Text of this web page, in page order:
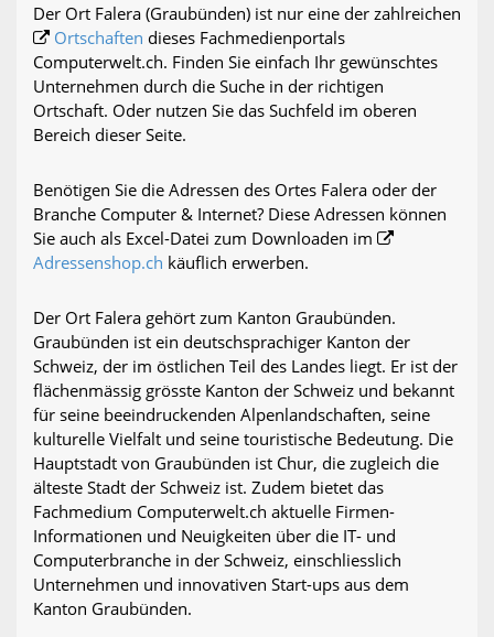
Der Ort Falera (Graubünden) ist nur eine der zahlreichen
Ortschaften dieses Fachmedienportals
Computerwelt.ch. Finden Sie einfach Ihr gewünschtes
Unternehmen durch die Suche in der richtigen
Ortschaft. Oder nutzen Sie das Suchfeld im oberen
Bereich dieser Seite.
Benötigen Sie die Adressen des Ortes Falera oder der
Branche Computer & Internet? Diese Adressen können
Sie auch als Excel-Datei zum Downloaden im
Adressenshop.ch käuflich erwerben.
Der Ort Falera gehört zum Kanton Graubünden.
Graubünden ist ein deutschsprachiger Kanton der
Schweiz, der im östlichen Teil des Landes liegt. Er ist der
flächenmässig grösste Kanton der Schweiz und bekannt
für seine beeindruckenden Alpenlandschaften, seine
kulturelle Vielfalt und seine touristische Bedeutung. Die
Hauptstadt von Graubünden ist Chur, die zugleich die
älteste Stadt der Schweiz ist. Zudem bietet das
Fachmedium Computerwelt.ch aktuelle Firmen-
Informationen und Neuigkeiten über die IT- und
Computerbranche in der Schweiz, einschliesslich
Unternehmen und innovativen Start-ups aus dem
Kanton Graubünden.